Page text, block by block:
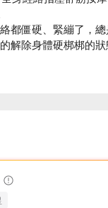
都僵硬、緊繃了，
解除身體硬梆梆的